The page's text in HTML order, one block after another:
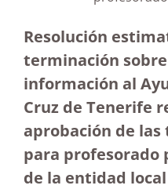
Resolución
terminación
información al
Cruz de Tenerife
aprobación de
para profesorado
de la entidad local